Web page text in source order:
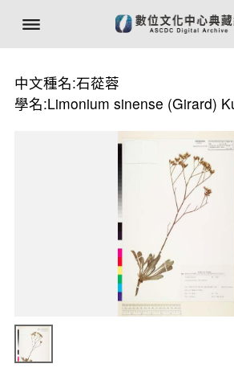
中文種名:石蓯蓉
學名:Limonium sinense (Girard)